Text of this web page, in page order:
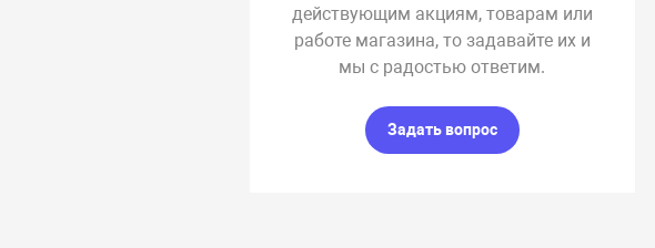
действующим акциям, товарам или
работе магазина, то задавайте их и
мы с радостью ответим.
Задать вопрос